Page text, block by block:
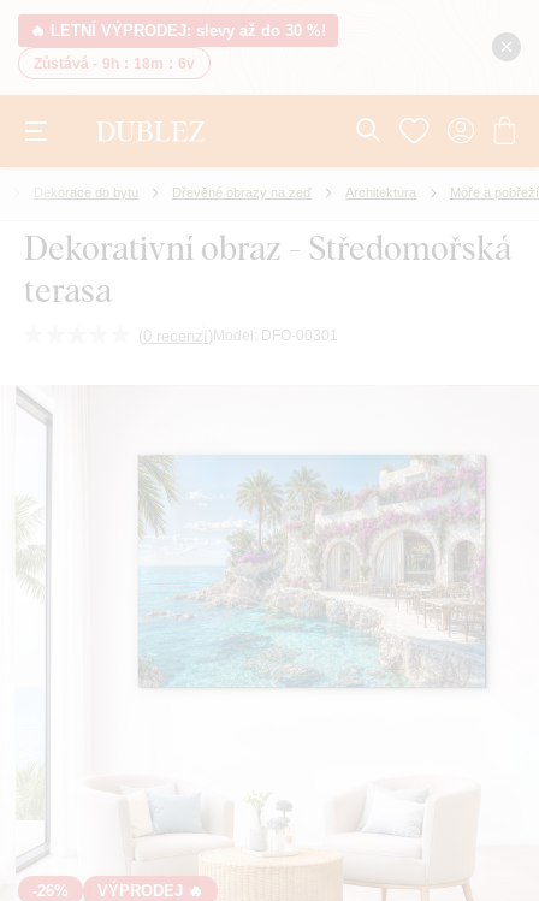
🔥 LETNÍ VÝPRODEJ: slevy až do 30 %!
Zůstává - 9h : 18m : 5v
Dekorace do bytu Dřevěné obrazy na zeď Architektura Moře a pobřeží
Dekorativní obraz - Středomořská
terasa
(0 recenzí) Model: DFO-00301
-26% VÝPRODEJ 🔥